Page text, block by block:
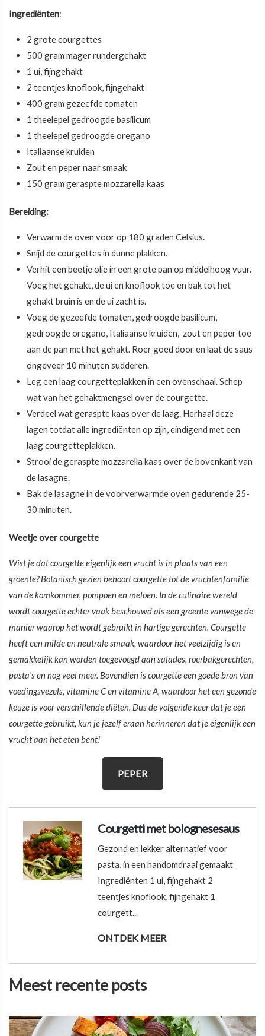
Ingrediënten:
2 grote courgettes
500 gram mager rundergehakt
1 ui, fijngehakt
2 teentjes knoflook, fijngehakt
400 gram gezeefde tomaten
1 theelepel gedroogde basilicum
1 theelepel gedroogde oregano
Italiaanse kruiden
Zout en peper naar smaak
150 gram geraspte mozzarella kaas
Bereiding:
Verwarm de oven voor op 180 graden Celsius.
Snijd de courgettes in dunne plakken.
Verhit een beetje olie in een grote pan op middelhoog vuur.
Voeg het gehakt, de ui en knoflook toe en bak tot het
gehakt bruin is en de ui zacht is.
Voeg de gezeefde tomaten, gedroogde basilicum,
gedroogde oregano, Italiaanse kruiden, zout en peper toe
aan de pan met het gehakt. Roer goed door en laat de saus
ongeveer 10 minuten sudderen.
Leg een laag courgetteplakken in een ovenschaal. Schep
wat van het gehaktmengsel over de courgette.
Verdeel wat geraspte kaas over de laag. Herhaal deze
lagen totdat alle ingrediënten op zijn, eindigend met een
laag courgetteplakken.
Strooi de geraspte mozzarella kaas over de bovenkant van
de lasagne.
Bak de lasagne in de voorverwarmde oven gedurende 25-
30 minuten.
Weetje over courgette
Wist je dat courgette eigenlijk een vrucht is in plaats van een
groente? Botanisch gezien behoort courgette tot de vruchtenfamilie
van de komkommer, pompoen en meloen. In de culinaire wereld
wordt courgette echter vaak beschouwd als een groente vanwege de
manier waarop het wordt gebruikt in hartige gerechten. Courgette
heeft een milde en neutrale smaak, waardoor het veelzijdig is en
gemakkelijk kan worden toegevoegd aan salades, roerbakgerechten,
pasta's en nog veel meer. Bovendien is courgette een goede bron van
voedingsvezels, vitamine C en vitamine A, waardoor het een gezonde
keuze is voor verschillende diëten. Dus de volgende keer dat je een
courgette gebruikt, kun je jezelf eraan herinneren dat je eigenlijk een
vrucht aan het eten bent!
PEPER
Courgetti met bolognesesaus
Gezond en lekker alternatief voor
pasta, in een handomdraai gemaakt
Ingrediënten 1 ui, fijngehakt 2
teentjes knoflook, fijngehakt 1
courgett...
ONTDEK MEER
Meest recente posts